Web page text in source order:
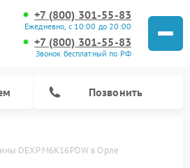
+7 (800) 301-55-83
Ежедневно, с 10:00 до 20:00
+7 (800) 301-55-83
Звонок бесплатный по РФ
Позвонить
DEXP M6K16PDW в Орле